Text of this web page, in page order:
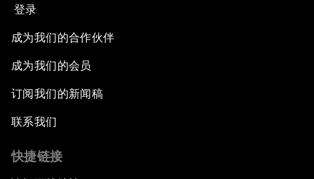
登录
成为我们的合作伙伴
成为我们的会员
订阅我们的新闻稿
联系我们
快捷链接